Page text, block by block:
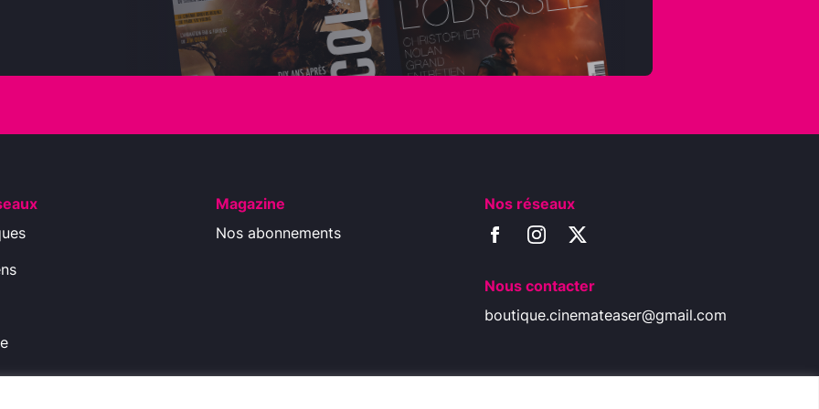
Magazine
Nos abonnements
Nos réseaux
Nous contacter
boutique.cinemateaser@gmail.com